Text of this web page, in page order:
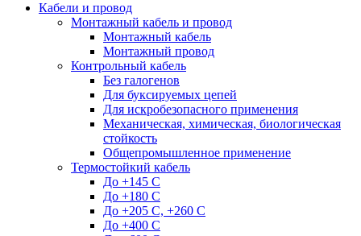
Кабели и провод
Монтажный кабель и провод
Монтажный кабель
Монтажный провод
Контрольный кабель
Без галогенов
Для буксируемых цепей
Для искробезопасного применения
Механическая, химическая, биологическая
стойкость
Общепромышленное применение
Термостойкий кабель
До +145 С
До +180 C
До +205 С, +260 С
До +400 C